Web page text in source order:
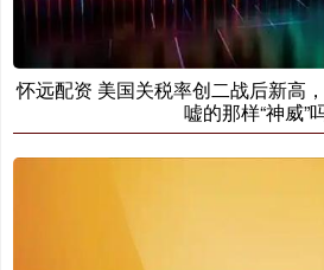
怀远配资 美国关税率创二战后新高
嘘的那样“神威”